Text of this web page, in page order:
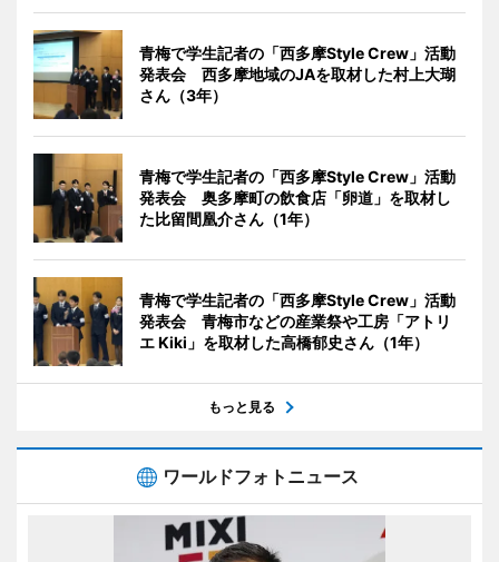
青梅で学生記者の「西多摩Style Crew」活動
発表会 西多摩地域のJAを取材した村上大瑚
さん（3年）
青梅で学生記者の「西多摩Style Crew」活動
発表会 奥多摩町の飲食店「卵道」を取材し
た比留間凰介さん（1年）
青梅で学生記者の「西多摩Style Crew」活動
発表会 青梅市などの産業祭や工房「アトリ
エ Kiki」を取材した高橋郁史さん（1年）
もっと見る
ワールドフォトニュース